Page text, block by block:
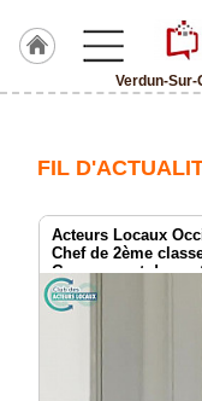
Verdun-Sur-
Verdun-
Garonne
TvLocale
FIL
Acteurs Locaux
Chef de 2ème
Groupement de